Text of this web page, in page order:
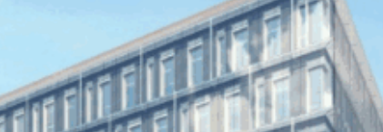
Poznań i okolice
Wrocław i okolice
Kraków i okolice